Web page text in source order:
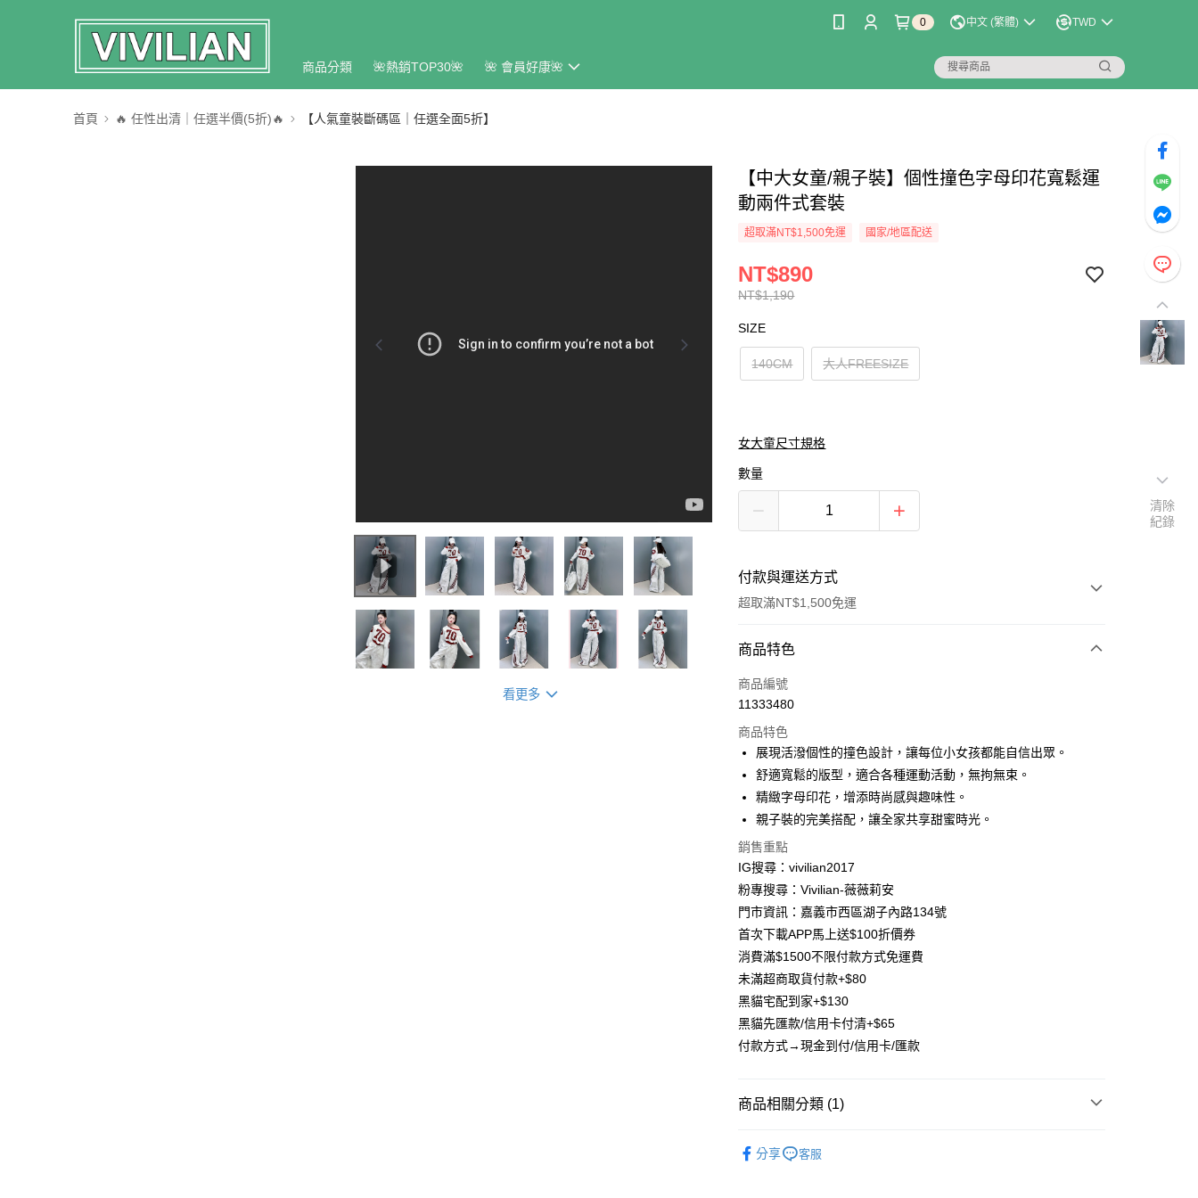
0 中文 (繁體) TWD
商品分類 🌺熱銷TOP30🌺 🌺 會員好康🌺
首頁 🔥 任性出清｜任選半價(5折)🔥 【人氣童裝斷碼區｜任選全面5折】
看更多
【中大女童/親子裝】個性撞色字母印花寬鬆運
動兩件式套裝
超取滿NT$1,500免運 國家/地區配送
NT$1,190
NT$890
SIZE
140CM 大人FREESIZE
女大童尺寸規格
數量
付款與運送方式
超取滿NT$1,500免運
付款方式
信用卡一次付款
3 期 0 利率 每期NT$296
合作金庫商業銀行
第一商業銀行
華南商業銀行
彰化商業銀行
國泰世華商業銀行
兆豐國際商業銀行
臺灣中小企業銀行
匯豐（台灣）商業銀行
聯邦商業銀行
玉山商業銀行
星展（台灣）商業銀行
台新國際商業銀行
台灣樂天信用卡公司
超商取貨付款
Apple Pay
街口支付
悠遊付
Google Pay
大哥付你分期
相關說明
1.本服務由台灣大哥大提供，台灣大哥大用戶可立即使用無須另外申請。
2.付款方式選擇「大哥付你分期」，訂單成立後會自動跳轉到大哥付的交易
4.訂單成立30分鐘內，如未前往確認交易或遇審核未通過，訂單將自動取
【繳款方式說明】
AFTEE先享後付
相關說明
便利好安心！
１．簡單：不需註冊會員、不需綁卡、不需儲值。
３．安心：先確認商品／服務後，再付款。
貨到付款
商品特色
商品編號
11333480
商品特色
展現活潑個性的撞色設計，讓每位小女孩都能自信出眾。
舒適寬鬆的版型，適合各種運動活動，無拘無束。
精緻字母印花，增添時尚感與趣味性。
親子裝的完美搭配，讓全家共享甜蜜時光。
銷售重點
IG搜尋：vivilian2017
粉專搜尋：Vivilian-薇薇莉安
門市資訊：嘉義市西區湖子內路134號
首次下載APP馬上送$100折價券
消費滿$1500不限付款方式免運費
未滿超商取貨付款+$80
黑貓宅配到家+$130
黑貓先匯款/信用卡付清+$65
付款方式→現金到付/信用卡/匯款
商品相關分類 (1)
折】分享 客服
清除
紀錄